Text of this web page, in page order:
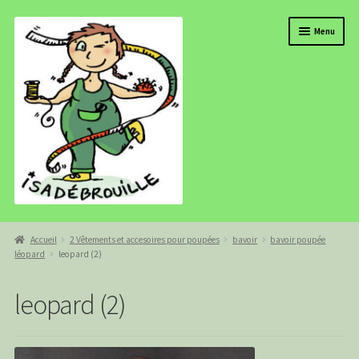
navigation
au
Menu
BOUTIQUE
ISADEBROUILLE
AGENDA
Accueil 2 Vêtements et accesoires pour poupées bavoir
bavoir poupée
léopard
leopard (2)
leopard (2)